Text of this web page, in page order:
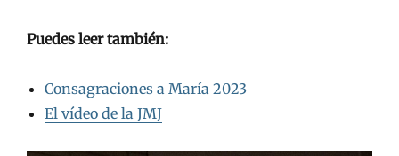
Puedes leer también:
Consagraciones a María 2023
El vídeo de la JMJ